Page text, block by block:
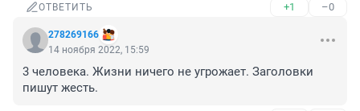
ОТВЕТИТЬ +1 –0
278269166
14 ноября 2022, 15:59
3 человека. Жизни ничего не угрожает. Заголовки
пишут жесть.